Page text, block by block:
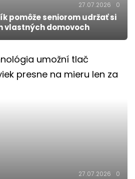
27.07.2026 0
pomôže seniorom udržať si
vlastných domovoch
27.07.2026 0